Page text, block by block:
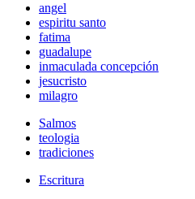
angel
espiritu santo
fatima
guadalupe
inmaculada concepción
jesucristo
milagro
Salmos
teologia
tradiciones
Escritura